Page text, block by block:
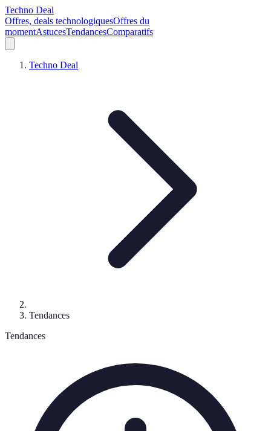
Techno Deal
Offres, deals technologiquesOffres du
momentAstucesTendancesComparatifs
Techno Deal
Tendances
Tendances